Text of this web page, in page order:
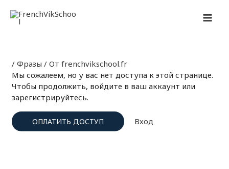
содержимому
/Фразы / Отfrenchvikschool.fr
Мы сожалеем, но у вас нет доступа к этой странице.
Чтобы продолжить, войдите в ваш аккаунт или
зарегистрируйтесь.
ОПЛАТИТЬ ДОСТУП Вход
по
записям